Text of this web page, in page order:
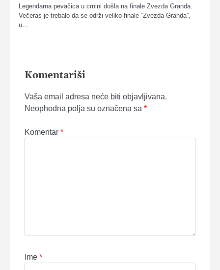
Legendarna pevačica u crnini došla na finale Zvezda Granda.
Večeras je trebalo da se održi veliko finale “Zvezda Granda”,
u…
Komentariši
Vaša email adresa neće biti objavljivana.
Neophodna polja su označena sa *
Komentar *
Ime *